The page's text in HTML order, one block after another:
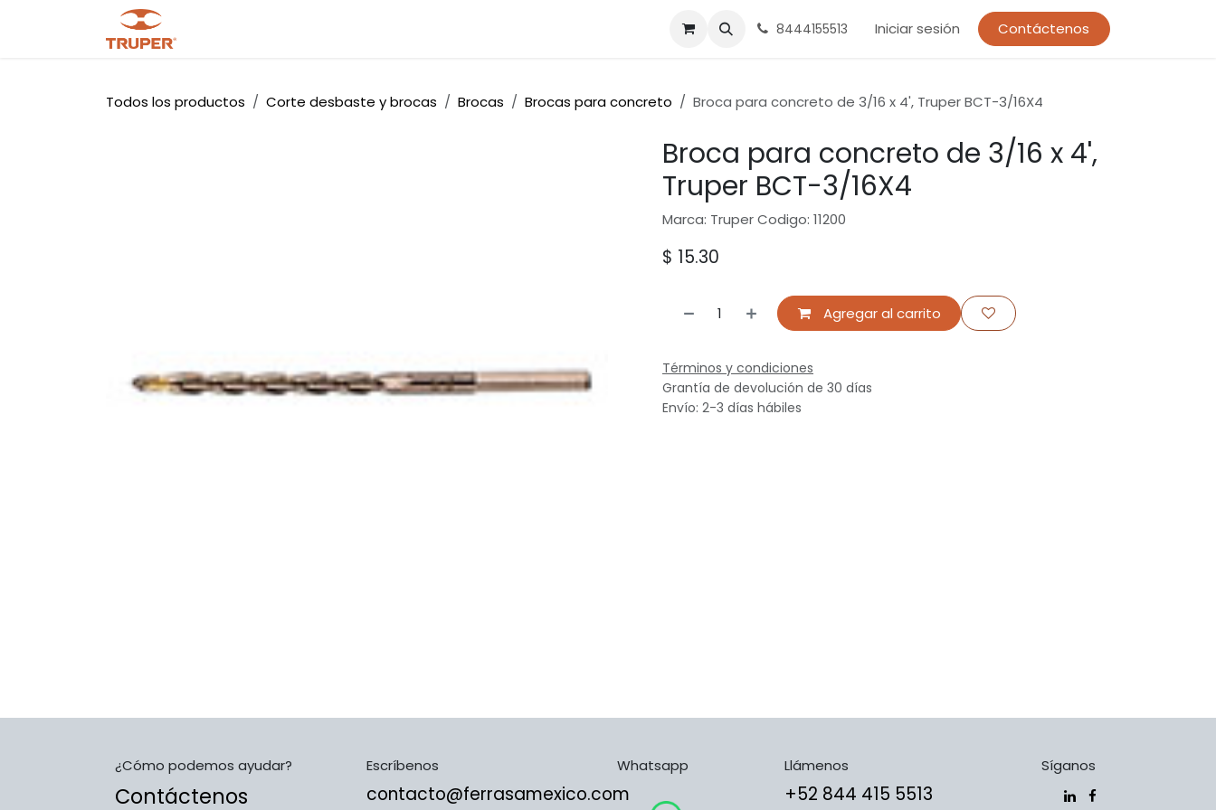
8444155513 Iniciar sesión Contáctenos
Todos los productos Corte desbaste y brocas Brocas Brocas para concreto Broca para concreto de 3/16 x 4', Truper BCT-3/16X4
Broca para concreto de 3/16 x 4',
Truper BCT-3/16X4
Marca: Truper Codigo: 11200
$ 15.30
Agregar al carrito
Términos y condiciones
Grantía de devolución de 30 días
Envío: 2-3 días hábiles
Síganos
¿Cómo podemos ayudar?
Contáctenos
Llámenos
​​​​​​​​​​​​+5​2​ ​8​4​4​ ​4​1​5​ 5​5​1​3​​​​​​​​​​​​​​
Escríbenos
contacto@ferrasamexico.com
Whatsapp